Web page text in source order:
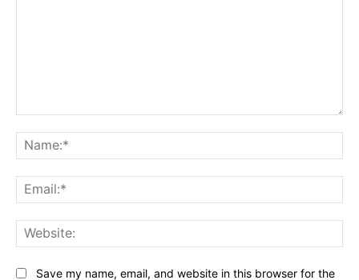
Save my name, email, and website in this browser for the